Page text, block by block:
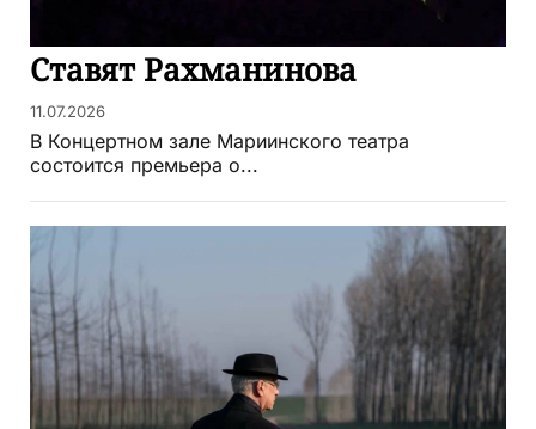
Ставят Рахманинова
11.07.2026
В Концертном зале Мариинского театра
состоится премьера о...